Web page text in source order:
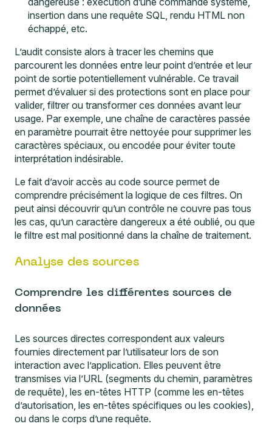
insertion dans une requête SQL, rendu HTML non
échappé, etc.
L’audit consiste alors à tracer les chemins que
parcourent les données entre leur point d’entrée et leur
point de sortie potentiellement vulnérable. Ce travail
permet d’évaluer si des protections sont en place pour
valider, filtrer ou transformer ces données avant leur
usage. Par exemple, une chaîne de caractères passée
en paramètre pourrait être nettoyée pour supprimer les
caractères spéciaux, ou encodée pour éviter toute
interprétation indésirable.
Le fait d’avoir accès au code source permet de
comprendre précisément la logique de ces filtres. On
peut ainsi découvrir qu’un contrôle ne couvre pas tous
les cas, qu’un caractère dangereux a été oublié, ou que
le filtre est mal positionné dans la chaîne de traitement.
Analyse des sources
Comprendre les différentes sources de
données
Les sources directes correspondent aux valeurs
fournies directement par l’utilisateur lors de son
interaction avec l’application. Elles peuvent être
transmises via l’URL (segments du chemin, paramètres
de requête), les en-têtes HTTP (comme les en-têtes
d’autorisation, les en-têtes spécifiques ou les cookies),
ou dans le corps d’une requête.